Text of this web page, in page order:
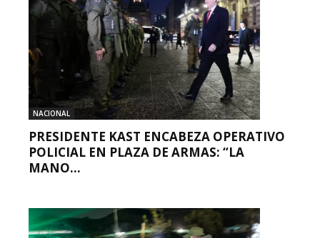
NACIONAL
PRESIDENTE KAST ENCABEZA OPERATIVO
POLICIAL EN PLAZA DE ARMAS: “LA
MANO...